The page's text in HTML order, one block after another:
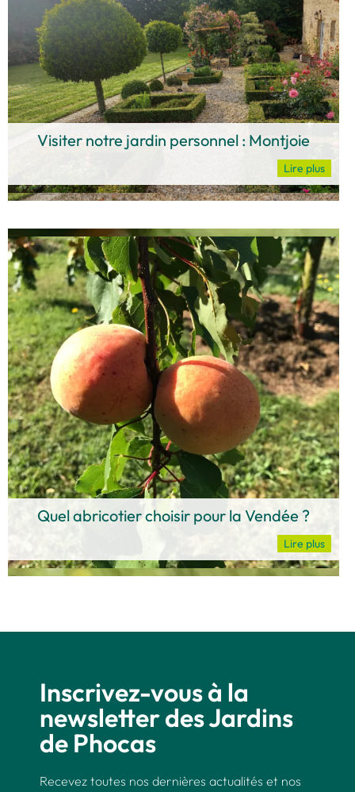
Visiter notre jardin personnel : Montjoie​
Lire plus
Quel abricotier choisir pour la Vendée ?
Lire plus
Inscrivez-vous à la
newsletter des Jardins
de Phocas
Recevez toutes nos dernières actualités et nos